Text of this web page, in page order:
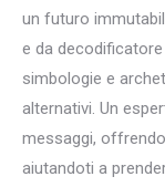
un futuro
e da
simbologie e
alternativi. Un
messaggi,
aiutandoti a